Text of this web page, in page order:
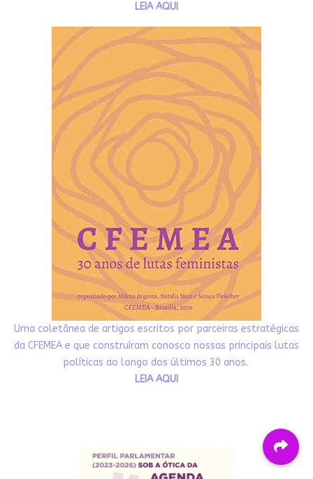
LEIA AQUI
Uma coletânea de artigos escritos por parceiras estratégicas
da CFEMEA e que construíram conosco nossas principais lutas
políticas ao longo dos últimos 30 anos.
LEIA AQUI